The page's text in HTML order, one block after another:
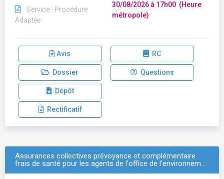
Service - Procédure
Adaptée
30/08/2026 à 17h00 (Heure
métropole)
Avis RC
Dossier Questions
Dépôt
Rectificatif
Assurances collectives prévoyance et complémentaire
frais de santé pour les agents de l'office de l'environnem…